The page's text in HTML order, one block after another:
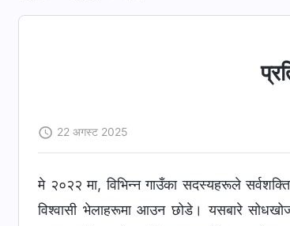
22 अगस्ट 2025
मे २०२२ मा, विभिन्न गाउँका सदस्यहरूले
विश्‍वासी भेलाहरूमा आउन छोडे। यसबारे